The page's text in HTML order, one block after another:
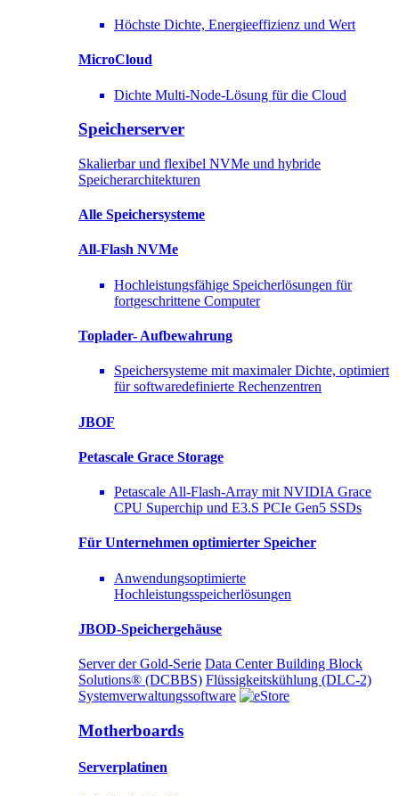
Höchste Dichte, Energieeffizienz und Wert
MicroCloud
Dichte Multi-Node-Lösung für die Cloud
Speicherserver
Skalierbar und flexibel NVMe und hybride
Speicherarchitekturen
Alle Speichersysteme
All-Flash NVMe
Hochleistungsfähige Speicherlösungen für
fortgeschrittene Computer
Toplader- Aufbewahrung
Speichersysteme mit maximaler Dichte, optimiert
für softwaredefinierte Rechenzentren
JBOF
Petascale Grace Storage
Petascale All-Flash-Array mit NVIDIA Grace
CPU Superchip und E3.S PCIe Gen5 SSDs
Für Unternehmen optimierter Speicher
Anwendungsoptimierte
Hochleistungsspeicherlösungen
JBOD-Speichergehäuse
Server der Gold-Serie Data Center Building Block
Solutions® (DCBBS) Flüssigkeitskühlung (DLC-2)
Systemverwaltungssoftware
Motherboards
Serverplatinen